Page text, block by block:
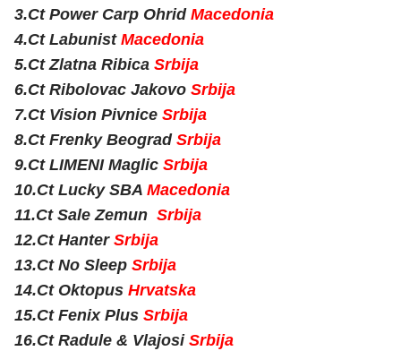
3.Ct Power Carp Ohrid Macedonia
4.Ct Labunist Macedonia
5.Ct Zlatna Ribica Srbija
6.Ct Ribolovac Jakovo Srbija
7.Ct Vision Pivnice Srbija
8.Ct Frenky Beograd Srbija
9.Ct LIMENI Maglic Srbija
10.Ct Lucky SBA Macedonia
11.Ct Sale Zemun Srbija
12.Ct Hanter Srbija
13.Ct No Sleep Srbija
14.Ct Oktopus Hrvatska
15.Ct Fenix Plus Srbija
16.Ct Radule & Vlajosi Srbija